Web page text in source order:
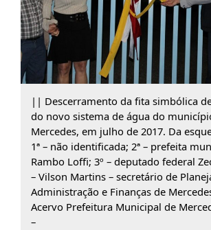
|| Descerramento da fita simbólica
do novo sistema de água do
Mercedes, em julho de 2017. Da
1ª – não identificada; 2ª – prefeita
Rambo Loffi; 3º – deputado federal
– Vilson Martins – secretário de
Administração e Finanças de
Acervo Prefeitura Municipal de
–